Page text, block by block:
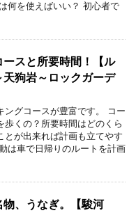
何を使えばいい？ 初心者で
ースと所要時間！【ル
狗岩～ロックガーデ
ングコースが豊富です。 コー
歩くの？所要時間はどのくら
とが出来れば計画も立てやす
は車で日帰りのルートを計画
、うなぎ。【駿河